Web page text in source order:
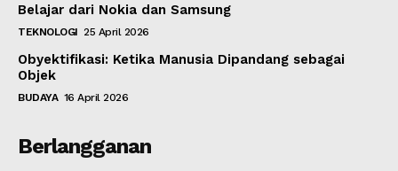
Belajar dari Nokia dan Samsung
TEKNOLOGI 25 April 2026
Obyektifikasi: Ketika Manusia Dipandang sebagai
Objek
BUDAYA 16 April 2026
Berlangganan